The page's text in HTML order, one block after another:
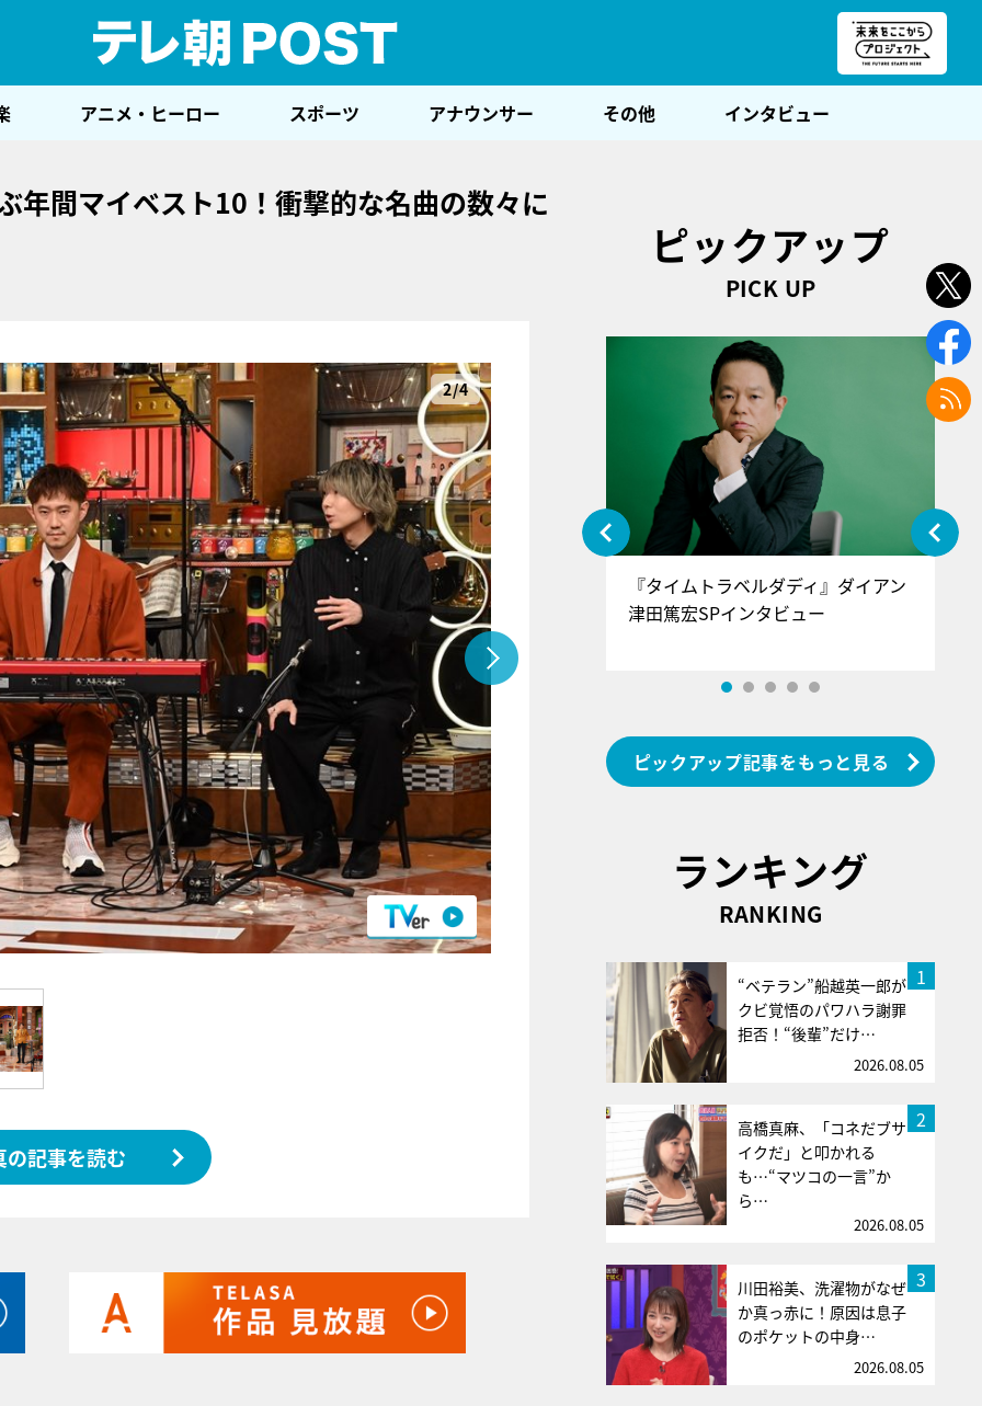
アニメ・ヒーロー スポーツ アナウンサー その他 インタビュー
年間マイベスト10！衝撃的な名曲の数々に
2/4
の記事を読む
ピックアップ
PICK UP
『アイ＝ラブ！げーみんぐ』＝LOV
E齋藤樹愛羅＆佐々木舞香SPインタ
ビュー
『タイムトラベルダディ』ダイアン
津田篤宏SPインタビュー
ピックアップ記事をもっと見る
ランキング
RANKING
1
“ベテラン”船越英一郎が
クビ覚悟のパワハラ謝罪
拒否！“後輩”だけ…
2026.08.05
2
高橋真麻、「コネだブサ
イクだ」と叩かれる
も…“マツコの一言”か
ら…
2026.08.05
3
川田裕美、洗濯物がなぜ
か真っ赤に！原因は息子
のポケットの中身…
2026.08.05